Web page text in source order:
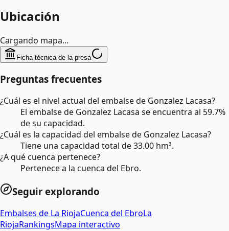
Ubicación
Cargando mapa...
Ficha técnica de la presa
Preguntas frecuentes
¿Cuál es el nivel actual del embalse de Gonzalez Lacasa?
El embalse de Gonzalez Lacasa se encuentra al 59.7%
de su capacidad.
¿Cuál es la capacidad del embalse de Gonzalez Lacasa?
Tiene una capacidad total de 33.00 hm³.
¿A qué cuenca pertenece?
Pertenece a la cuenca del Ebro.
Seguir explorando
Embalses de La RiojaCuenca del EbroLa
RiojaRankingsMapa interactivo